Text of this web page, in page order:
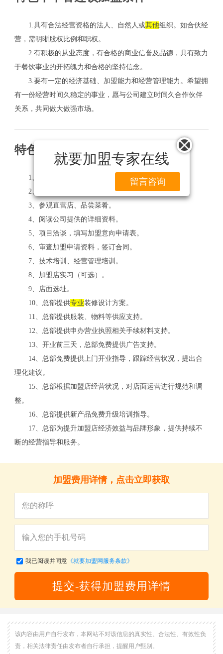
关
就要加盟专家在线
留言咨询
1.具有合法经营资格的法人、自然人或其他组织。如合伙经
营，需明晰股权比例和职权。
2.有积极的从业态度，有合格的商业信誉及品德，具有致力
于餐饮事业的开拓魄力和合格的坚持信念。
3.要有一定的经济基础、加盟能力和经营管理能力。希望拥
有一份经营时间久稳定的事业，愿与公司建立时间久合作伙伴
关系，共同做大做强市场。
特色串串香连锁加盟流程
1、电话咨询。
2、考察访问总部。
3、参观直营店、品尝菜肴。
4、阅读公司提供的详细资料。
5、项目洽谈，填写加盟意向申请表。
6、审查加盟申请资料，签订合同。
7、技术培训、经营管理培训。
8、加盟店实习（可选）。
9、店面选址。
10、总部提供专业装修设计方案。
11、总部提供服装、物料等供应支持。
12、总部提供申办营业执照相关手续材料支持。
13、开业前三天，总部免费提供广告支持。
14、总部免费提供上门开业指导，跟踪经营状况，提出合
理化建议。
15、总部根据加盟店经营状况，对店面运营进行规范和调
整。
16、总部提供新产品免费升级培训指导。
17、总部为提升加盟店经济效益与品牌形象，提供持续不
断的经营指导和服务。
加盟费用详情，点击立即获取
我已阅读并同意《就要加盟网服务条款》
提交-获得加盟费用详情
该内容由用户自行发布，本网站不对该信息的真实性、合法性、有效性负
责，相关法律责任由发布者自行承担，提醒用户甄别。